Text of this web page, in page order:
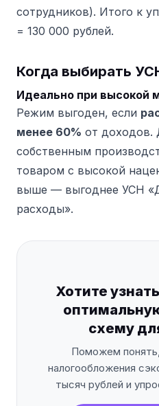
сотрудников). Итого к
= 130 000 рублей.
Когда выбирать
Идеально при высокой
Режим выгоден, если
менее 60% от доходов.
собственным
товаром с высокой
выше — выгоднее УСН
расходы».
Хотите
схему
Поможем
налогообложения
тысяч рублей и